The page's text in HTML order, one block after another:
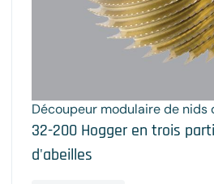
Découpeur modulaire de nids
32-200 Hogger en trois
d'abeilles